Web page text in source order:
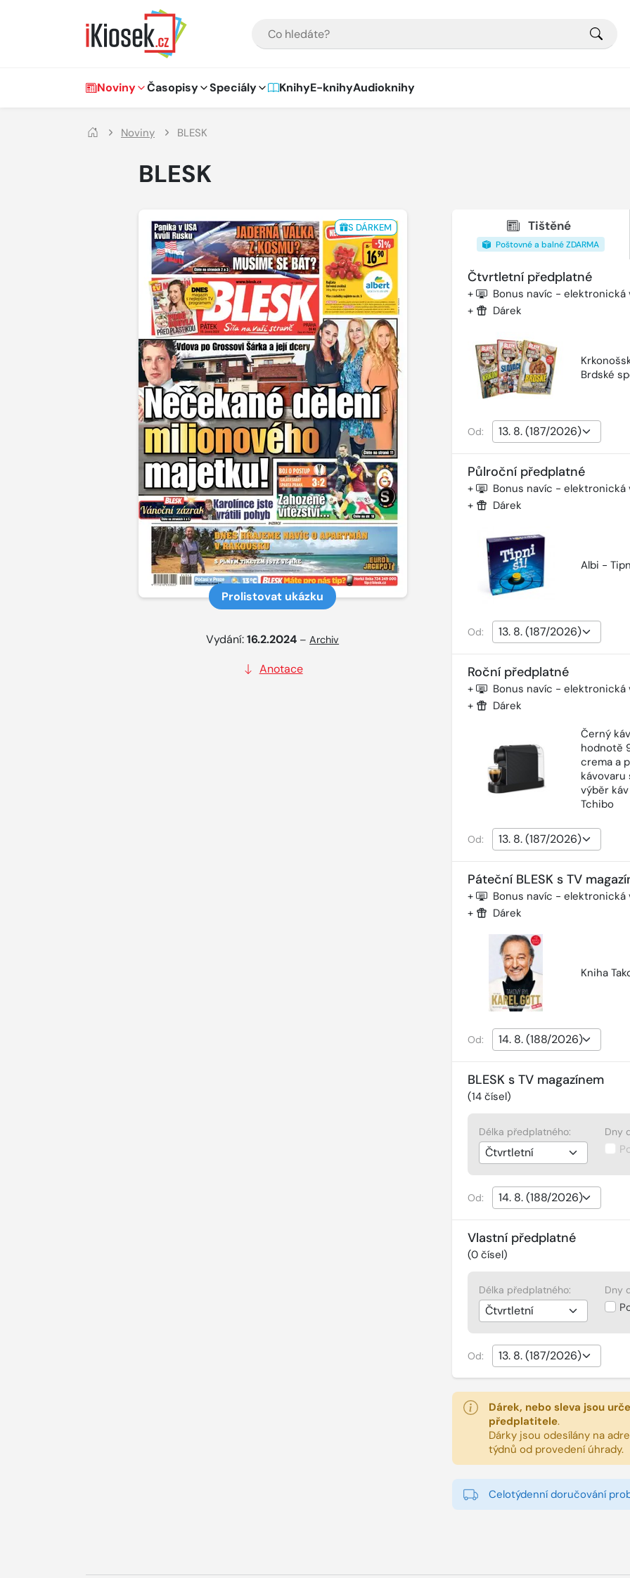
Hlavní navigace
Noviny Časopisy Speciály KnihyE-knihyAudioknihy
Noviny BLESK
BLESK
S DÁRKEM
Prolistovat ukázku
Vydání:16.2.2024 –Archiv
Anotace
Tištěné
Poštovné a balné ZDARMA
Čtvrtletní předplatné
+ Bonus navíc - elektronická
+ Dárek
Brdské
Od:
Půlroční předplatné
+ Bonus navíc - elektronická
+ Dárek
Albi -
Od:
Roční předplatné
+ Bonus navíc - elektronická
+
Dárek
Černý
hodnotě
crema a
kávovaru
výběr
Tchibo
Od:
Páteční BLESK s TV
+ Bonus navíc - elektronická
+ Dárek
Kniha
Od:
BLESK s TV magazínem
(14čísel)
Délka předplatného: Dny
Od:
Vlastní předplatné
(0čísel)
Délka předplatného: Dny
Od:
Dárek, nebo sleva jsou
předplatitele.
Dárky jsou odesílány na
týdnů od provedení úhrady.
Celotýdenní doručování